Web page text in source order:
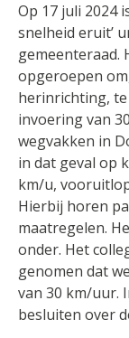
Op 17 juli 2024
snelheid eruit’
gemeenteraad.
opgeroepen
herinrichting,
invoering van
wegvakken in
in dat geval op
km/u,
Hierbij horen
maatregelen.
onder. Het
genomen dat
van 30 km/uur.
besluiten over